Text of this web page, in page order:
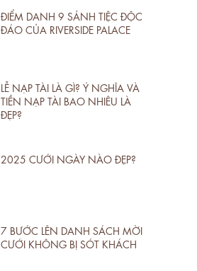
ĐIỂM DANH 9 SẢNH TIỆC ĐỘC
ĐÁO CỦA RIVERSIDE PALACE
LỄ NẠP TÀI LÀ GÌ? Ý NGHĨA VÀ
TIỀN NẠP TÀI BAO NHIÊU LÀ
ĐẸP?
2025 CƯỚI NGÀY NÀO ĐẸP?
7 BƯỚC LÊN DANH SÁCH MỜI
CƯỚI KHÔNG BỊ SÓT KHÁCH